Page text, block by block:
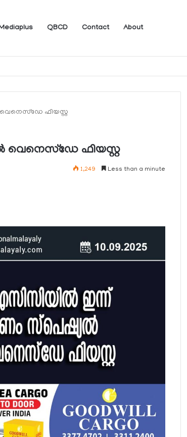
QBCD Contact About
ചില ഇലക്ട്രോണിക് സേവനങ്ങള്‍ വാരാന്ത്യത്തില്‍ മുടങ്ങും
ഫിയസ്റ്റ
ഫിയസ്റ്റ
1,249 Less than a minute